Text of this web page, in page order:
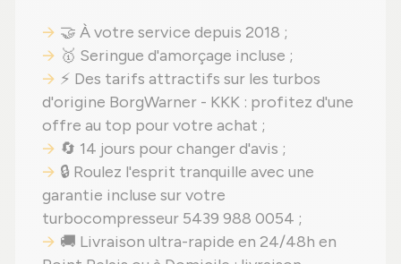
🤝 À votre service depuis 2018 ;
🥇 Seringue d'amorçage incluse ;
⚡ Des tarifs attractifs sur les turbos
d'origine BorgWarner - KKK : profitez d'une
offre au top pour votre achat ;
🔄 14 jours pour changer d'avis ;
🔒 Roulez l'esprit tranquille avec une
garantie incluse sur votre
turbocompresseur 5439 988 0054 ;
🚚 Livraison ultra-rapide en 24/48h en